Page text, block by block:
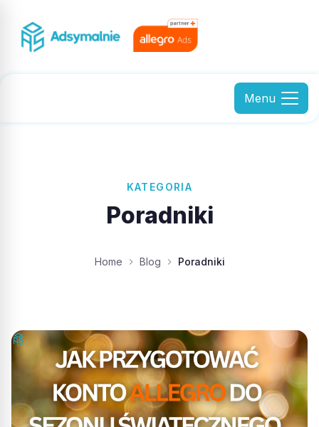
Menu
KATEGORIA
Poradniki
Home Blog Poradniki